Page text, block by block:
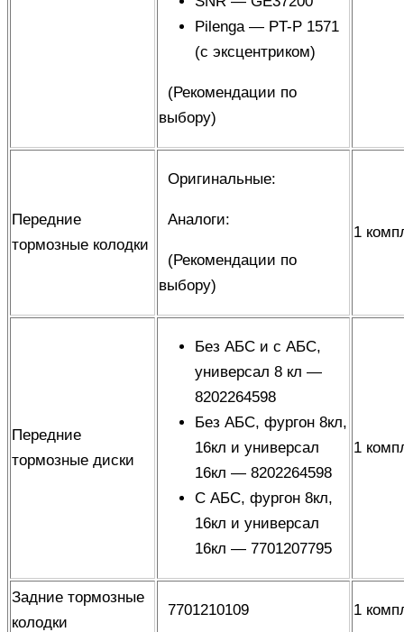
Pilenga — PT-P 1571
(с эксцентриком)
(Рекомендации по
выбору)
Передние
тормозные колодки
Оригинальные:
Аналоги:
(Рекомендации по
выбору)
1
Передние
тормозные диски
Без АБС и с АБС,
универсал 8 кл —
8202264598
Без АБС, фургон 8кл,
16кл и универсал
16кл — 8202264598
С АБС, фургон 8кл,
16кл и универсал
16кл — 7701207795
1
Задние тормозные
колодки
7701210109 1